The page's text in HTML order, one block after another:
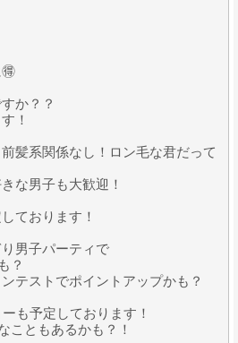
か？？
！
髪系関係なし！ロン毛な君だって
な男子も大歓迎！
ております！
男子パーティで
？
テストでポイントアップかも？
も予定しております！
こともあるかも？！